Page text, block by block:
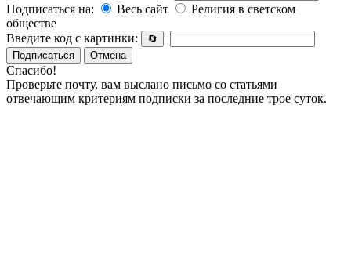
Подписаться на:
Весь сайт
Религия в светском
обществе
Введите код с картинки:
🔄
Подписаться
Отмена
Спасибо!
Проверьте почту, вам выслано письмо со статьями
отвечающим критериям подписки за последние трое суток.